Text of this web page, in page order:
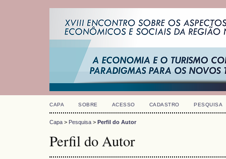
CAPA SOBRE ACESSO CADASTRO PESQUISA
Capa > Pesquisa > Perfil do Autor
Perfil do Autor